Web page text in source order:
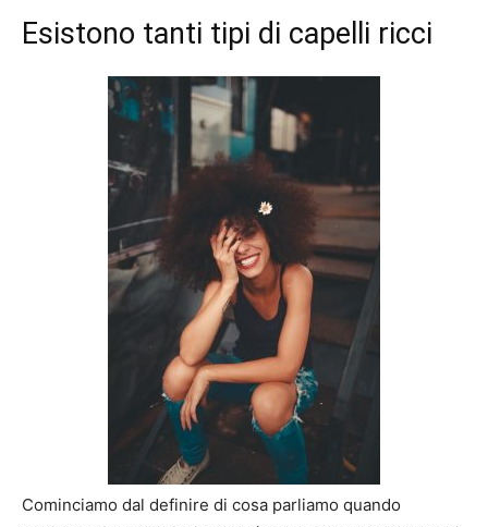
Esistono tanti tipi di capelli ricci
Cominciamo dal definire di cosa parliamo quando